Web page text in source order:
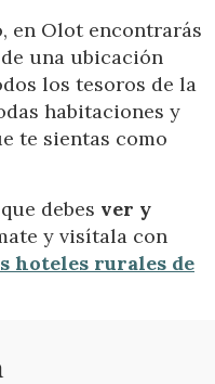
en Olot encontrarás
una ubicación
los tesoros de la
habitaciones y
te sientas como
debes ver y
y visítala con
hoteles rurales de